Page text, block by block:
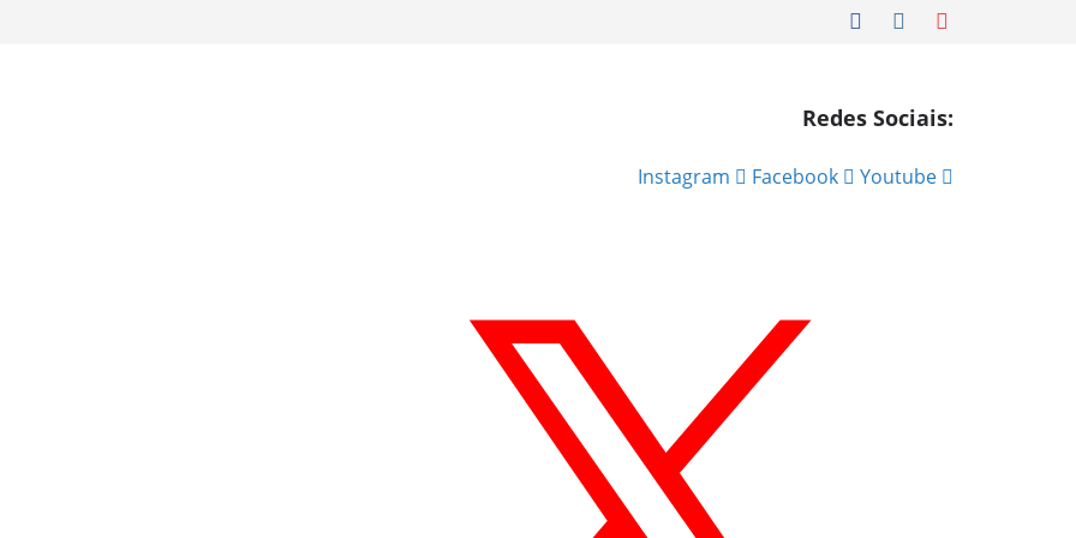
Redes Sociais:
Instagram Facebook Youtube